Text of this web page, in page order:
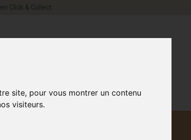
site, pour vous montrer un contenu
visiteurs.
en Click & Collect